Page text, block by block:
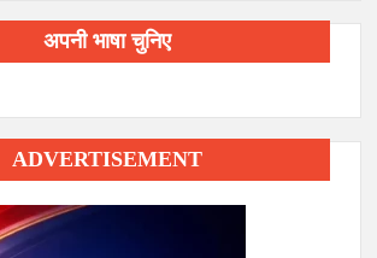
अपनी भाषा चुनिए
ADVERTISEMENT